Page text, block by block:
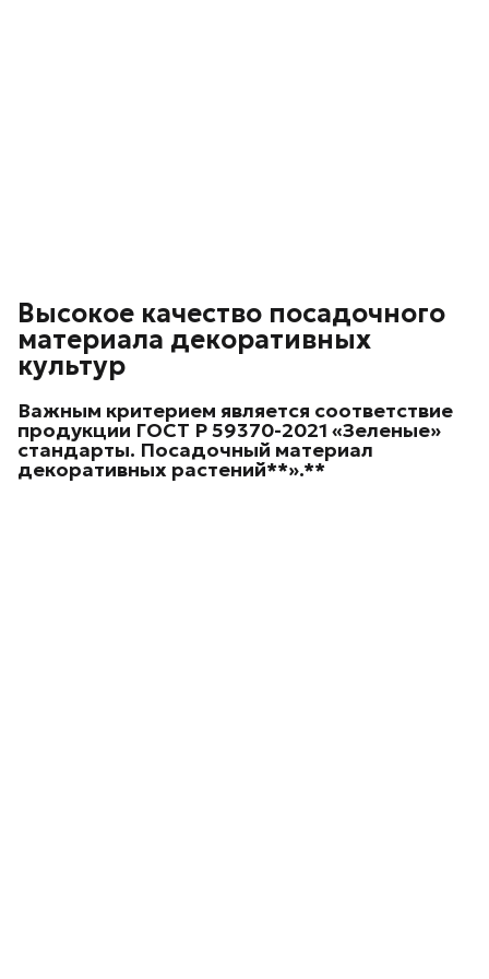
Высокое качество посадочного
материала декоративных
культур
Важным критерием является соответствие
продукции ГОСТ Р 59370-2021 «Зеленые»
стандарты. Посадочный материал
декоративных растений**».**